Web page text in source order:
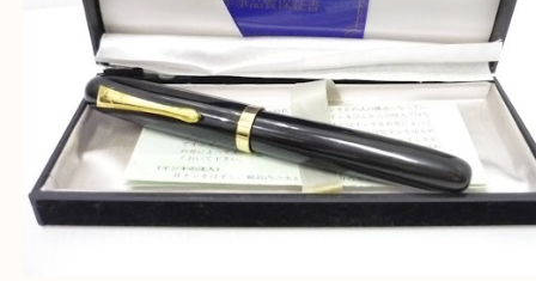
求人要項はここをクリック
Facebook
Twitter
Line